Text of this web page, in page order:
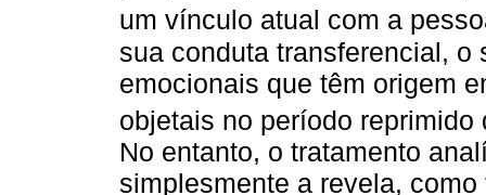
um vínculo atual com a
sua conduta transferencial,
emocionais que têm origem
objetais no período
No entanto, o tratamento
simplesmente a revela,